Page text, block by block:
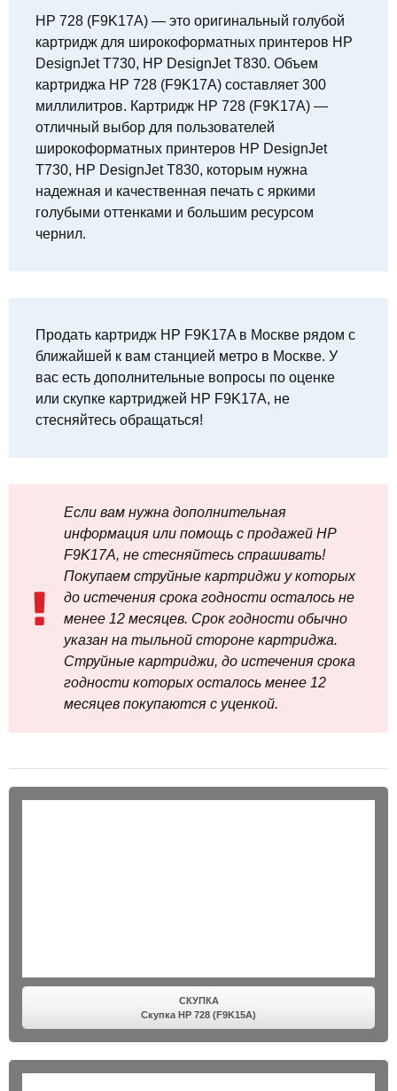
HP 728 (F9K17A) — это оригинальный голубой
картридж для широкоформатных принтеров HP
DesignJet T730, HP DesignJet T830. Объем
картриджа HP 728 (F9K17A) составляет 300
миллилитров. Картридж HP 728 (F9K17A) —
отличный выбор для пользователей
широкоформатных принтеров HP DesignJet
T730, HP DesignJet T830, которым нужна
надежная и качественная печать с яркими
голубыми оттенками и большим ресурсом
чернил.
Продать картридж HP F9K17A в Москве рядом с
ближайшей к вам станцией метро в Москве. У
вас есть дополнительные вопросы по оценке
или скупке картриджей HP F9K17A, не
стесняйтесь обращаться!
Если вам нужна дополнительная
информация или помощь с продажей HP
F9K17A, не стесняйтесь спрашивать!
Покупаем струйные картриджи у которых
до истечения срока годности осталось не
менее 12 месяцев. Срок годности обычно
указан на тыльной стороне картриджа.
Струйные картриджи, до истечения срока
годности которых осталось менее 12
месяцев покупаются с уценкой.
СКУПКА
Скупка HP 728 (F9K15A)